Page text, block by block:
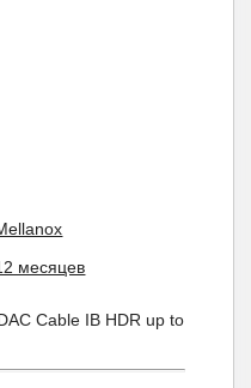
месяцев
Cable IB HDR up to